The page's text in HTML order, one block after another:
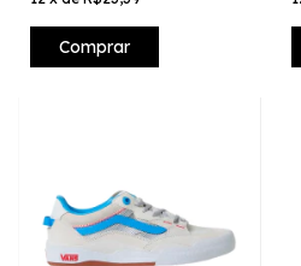
Comprar